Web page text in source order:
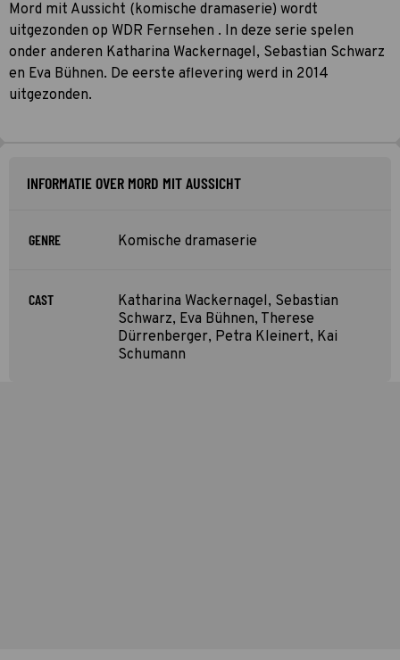
Mord mit Aussicht (komische dramaserie) wordt
uitgezonden op WDR Fernsehen . In deze serie spelen
onder anderen Katharina Wackernagel, Sebastian Schwarz
en Eva Bühnen. De eerste aflevering werd in 2014
uitgezonden.
INFORMATIE OVER MORD MIT AUSSICHT
GENRE Komische dramaserie
CAST
Katharina Wackernagel, Sebastian
Schwarz, Eva Bühnen, Therese
Dürrenberger, Petra Kleinert, Kai
Schumann